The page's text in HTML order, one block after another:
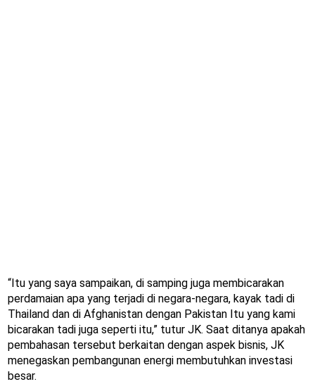
“Itu yang saya sampaikan, di samping juga membicarakan
perdamaian apa yang terjadi di negara-negara, kayak tadi di
Thailand dan di Afghanistan dengan Pakistan Itu yang kami
bicarakan tadi juga seperti itu,” tutur JK. Saat ditanya apakah
pembahasan tersebut berkaitan dengan aspek bisnis, JK
menegaskan pembangunan energi membutuhkan investasi
besar.